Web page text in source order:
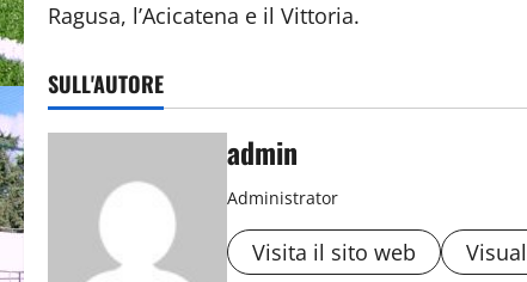
Ragusa, l’Acicatena e il Vittoria.
SULL'AUTORE
admin
Administrator
Visita il sito web